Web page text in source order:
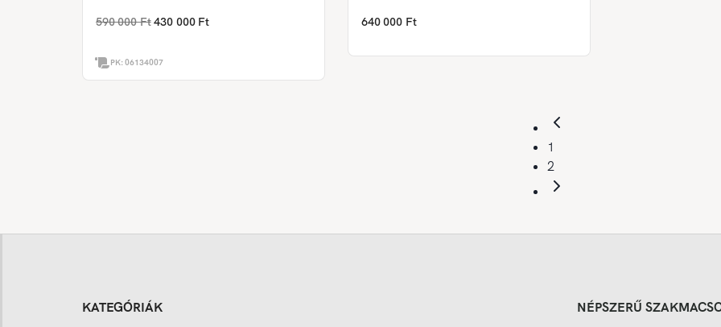
590 000 Ft 430 000 Ft
PK:06134007
640 000 Ft
1
2
KATEGÓRIÁK NÉPSZERŰ